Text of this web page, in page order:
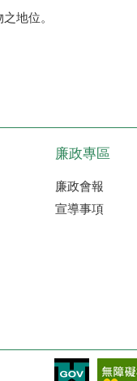
地位。
廉政專區
廉政會報
宣導事項